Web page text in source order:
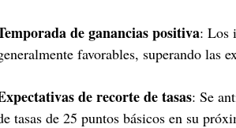
de ganancias positiva: Los
favorables, superando las
de recorte de tasas: Se
tasas de 25 puntos básicos en su